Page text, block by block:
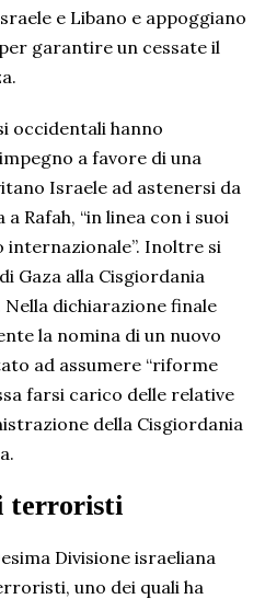
e Libano e appoggiano
garantire un cessate il
occidentali hanno
a favore di una
Israele ad astenersi da
a Rafah, “in linea con i suoi
internazionale”. Inoltre si
Gaza alla Cisgiordania
dichiarazione finale
la nomina di un nuovo
ad assumere “riforme
farsi carico delle relative
della Cisgiordania
terroristi
Divisione israeliana
uno dei quali ha